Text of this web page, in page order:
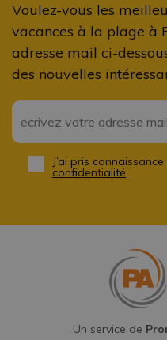
Voulez-vous les
vacances à la plage à
adresse mail ci-
des nouvelles
Email
Privacy*
J’ai pris
confidentialité.
Un service de